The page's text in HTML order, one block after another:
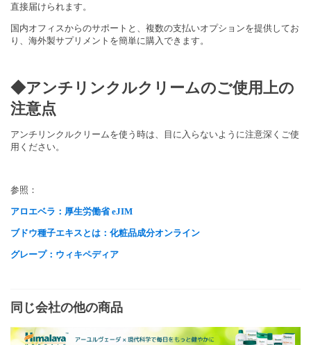
直接届けられます。
国内オフィスからのサポートと、複数の支払いオプションを提供してお
り、海外製サプリメントを簡単に購入できます。
◆アンチリンクルクリームのご使用上の
注意点
アンチリンクルクリームを使う時は、目に入らないように注意深くご使
用ください。
参照：
アロエベラ：厚生労働省 eJIM
ブドウ種子エキスとは：化粧品成分オンライン
グレープ：ウィキペディア
同じ会社の他の商品